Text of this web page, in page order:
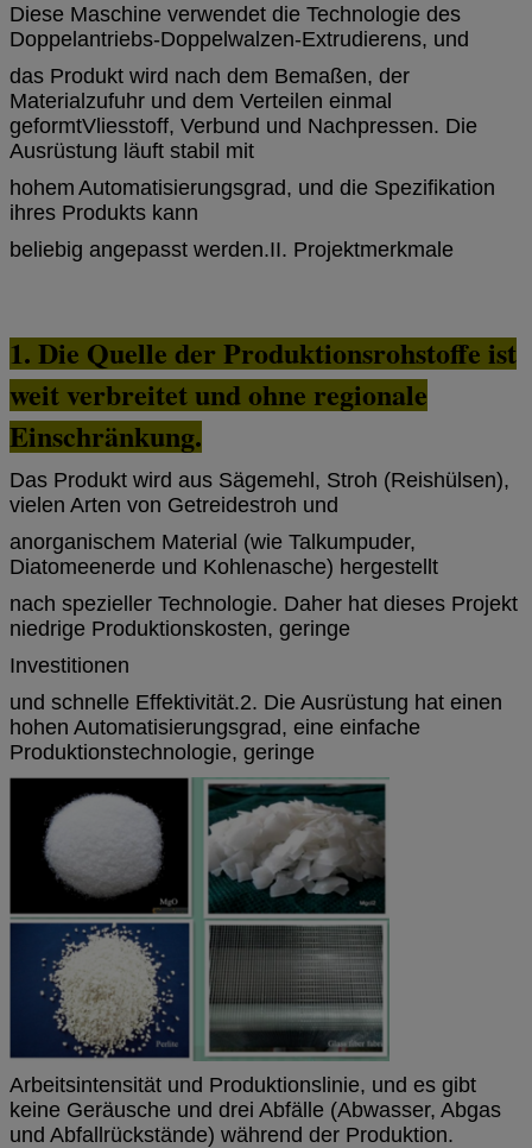
Diese Maschine verwendet die Technologie des
Doppelantriebs-Doppelwalzen-Extrudierens, und
das Produkt wird nach dem Bemaßen, der
Materialzufuhr und dem Verteilen einmal
geformtVliesstoff, Verbund und Nachpressen. Die
Ausrüstung läuft stabil mit
hohem Automatisierungsgrad, und die Spezifikation
ihres Produkts kann
beliebig angepasst werden.II. Projektmerkmale
1. Die Quelle der Produktionsrohstoffe ist
weit verbreitet und ohne regionale
Einschränkung.
Das Produkt wird aus Sägemehl, Stroh (Reishülsen),
vielen Arten von Getreidestroh und
anorganischem Material (wie Talkumpuder,
Diatomeenerde und Kohlenasche) hergestellt
nach spezieller Technologie. Daher hat dieses Projekt
niedrige Produktionskosten, geringe
Investitionen
und schnelle Effektivität.2. Die Ausrüstung hat einen
hohen Automatisierungsgrad, eine einfache
Produktionstechnologie, geringe
Arbeitsintensität und Produktionslinie, und es gibt
keine Geräusche und drei Abfälle (Abwasser, Abgas
und Abfallrückstände) während der Produktion.